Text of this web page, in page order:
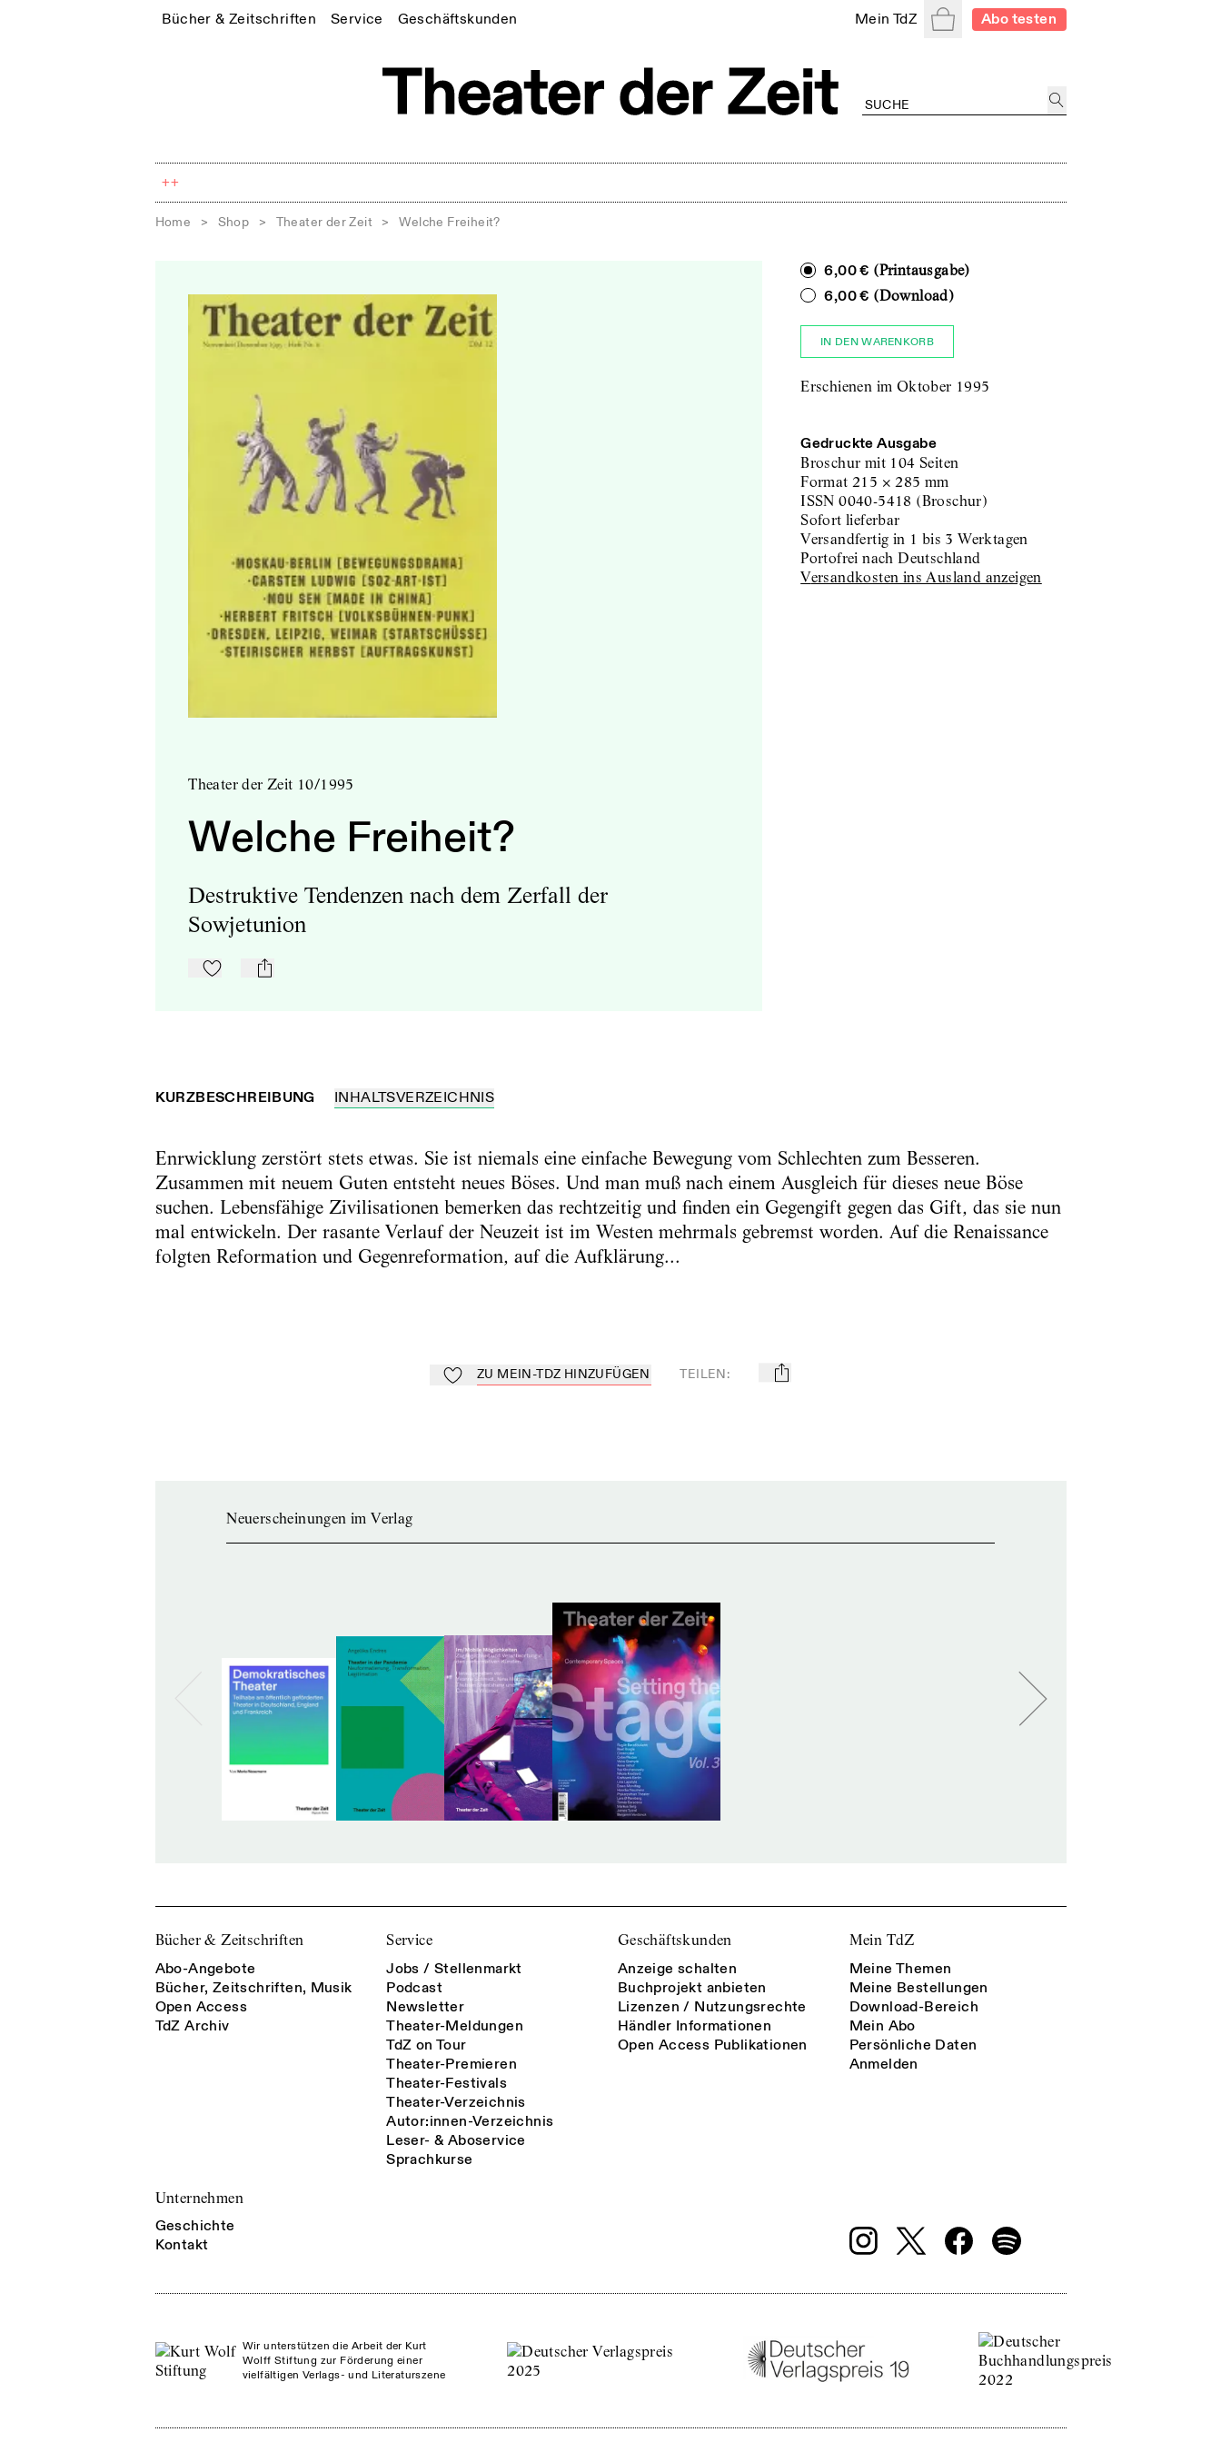
Bücher & Zeitschriften Service Geschäftskunden Mein TdZ WarenkorbAbo testen
++
Home > Shop > Theater der Zeit > Welche Freiheit?
Theater der Zeit 10/1995
Welche Freiheit?
Destruktive Tendenzen nach dem Zerfall der
Sowjetunion
Zu Mein-TdZ hinzufügen
mail
6,00 € (Printausgabe)
6,00 € (Download)
IN DEN WARENKORB
Erschienen im Oktober 1995
Gedruckte Ausgabe
Broschur mit 104 Seiten
Format 215 ×285 mm
ISSN 0040-5418 (Broschur)
sofort lieferbar
versandfertig in 1 bis 3 Werktagen
portofrei nach Deutschland
Versandkosten ins Ausland anzeigen
KURZBESCHREIBUNG INHALTSVERZEICHNIS
Enrwicklung zerstört stets etwas. Sie ist niemals eine einfache Bewegung vom Schlechten zum Besseren.
Zusammen mit neuem Guten entsteht neues Böses. Und man muß nach einem Ausgleich für dieses neue Böse
suchen. Lebensfähige Zivilisationen bemerken das rechtzeitig und finden ein Gegengift gegen das Gift, das sie nun
mal entwickeln. Der rasante Verlauf der Neuzeit ist im Westen mehrmals gebremst worden. Auf die Renaissance
folgten Reformation und Gegenreformation, auf die Aufklärung...
Zu Mein-TdZ hinzufügen
ZU MEIN-TDZ HINZUFÜGEN TEILEN: mail
Neuerscheinungen im Verlag
Bücher & Zeitschriften
Abo-Angebote
Bücher, Zeitschriften, Musik
Open Access
TdZ Archiv
Service
Jobs / Stellenmarkt
Podcast
Newsletter
Theater-Meldungen
TdZ on Tour
Theater-Premieren
Theater-Festivals
Theater-Verzeichnis
Autor:innen-Verzeichnis
Leser- & Aboservice
Sprachkurse
Geschäftskunden
Anzeige schalten
Buchprojekt anbieten
Lizenzen / Nutzungsrechte
Händler Informationen
Open Access Publikationen
Mein TdZ
Meine Themen
Meine Bestellungen
Download-Bereich
Mein Abo
Persönliche Daten
Anmelden
Unternehmen
Geschichte
Kontakt
Wir unterstützen die Arbeit der Kurt
Wolff Stiftung zur Förderung einer
vielfältigen Verlags- und Literaturszene